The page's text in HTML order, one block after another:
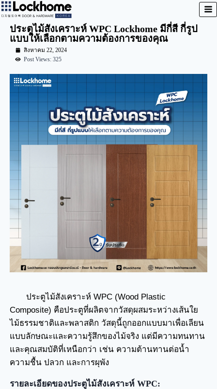
ประตูไม้สังเคราะห์ WPC Lockhome มีกี่สี กี่รูป
แบบให้เลือกตามความต้องการของคุณ
สิงหาคม 22, 2024
Post Views: 325
ประตูไม้สังเคราะห์ WPC (Wood Plastic
Composite) คือประตูที่ผลิตจากวัสดุผสมระหว่างเส้นใย
ไม้ธรรมชาติและพลาสติก วัสดุนี้ถูกออกแบบมาเพื่อเลียน
แบบลักษณะและความรู้สึกของไม้จริง แต่มีความทนทาน
และคุณสมบัติที่เหนือกว่า เช่น ความต้านทานต่อน้ำ
ความชื้น ปลวก และการผุพัง
รายละเอียดของประตูไม้สังเคราะห์ WPC: